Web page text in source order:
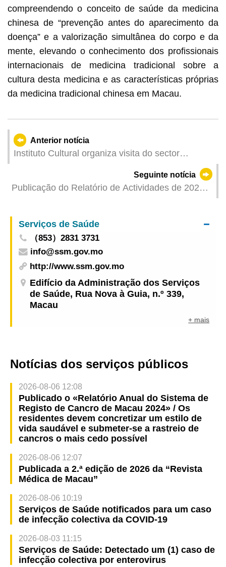
compreendendo o conceito de saúde da medicina
chinesa de “prevenção antes do aparecimento da
doença” e a valorização simultânea do corpo e da
mente, elevando o conhecimento dos profissionais
internacionais de medicina tradicional sobre a
cultura desta medicina e as características próprias
da medicina tradicional chinesa em Macau.
Anterior notícia
Instituto Cultural organiza visita do sector
oportunidades da “Sinergia Macau–Hengqin”
Seguinte notícia
Publicação do Relatório de Actividades de 2025
Serviços de Saúde
（853）2831 3731
info@ssm.gov.mo
http://www.ssm.gov.mo
Edifício da Administração dos Serviços
de Saúde, Rua Nova à Guia, n.º 339,
Macau
+ mais
Notícias dos serviços públicos
2026-08-06 12:08
Publicado o «Relatório Anual do Sistema de
Registo de Cancro de Macau 2024» / Os
residentes devem concretizar um estilo de
vida saudável e submeter-se a rastreio de
cancros o mais cedo possível
2026-08-06 12:07
Publicada a 2.ª edição de 2026 da “Revista
Médica de Macau”
2026-08-06 10:19
Serviços de Saúde notificados para um caso
de infecção colectiva da COVID-19
2026-08-03 11:15
Serviços de Saúde: Detectado um (1) caso de
infecção colectiva por enterovirus